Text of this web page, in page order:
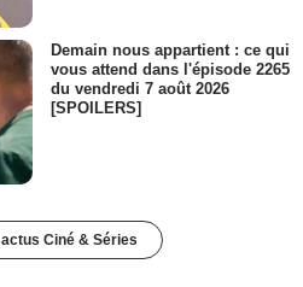
Demain nous appartient : ce qui
vous attend dans l'épisode 2265
du vendredi 7 août 2026
[SPOILERS]
Ciné & Séries